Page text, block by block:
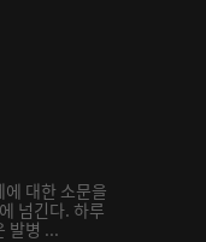
대한 소문을
넘긴다. 하루
발병 ...